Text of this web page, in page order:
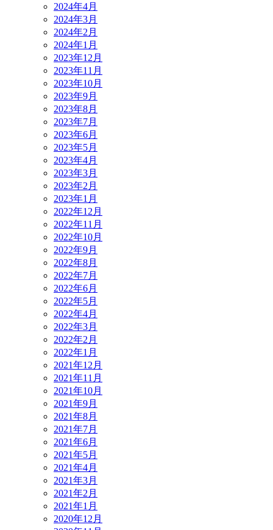
2024年4月
2024年3月
2024年2月
2024年1月
2023年12月
2023年11月
2023年10月
2023年9月
2023年8月
2023年7月
2023年6月
2023年5月
2023年4月
2023年3月
2023年2月
2023年1月
2022年12月
2022年11月
2022年10月
2022年9月
2022年8月
2022年7月
2022年6月
2022年5月
2022年4月
2022年3月
2022年2月
2022年1月
2021年12月
2021年11月
2021年10月
2021年9月
2021年8月
2021年7月
2021年6月
2021年5月
2021年4月
2021年3月
2021年2月
2021年1月
2020年12月